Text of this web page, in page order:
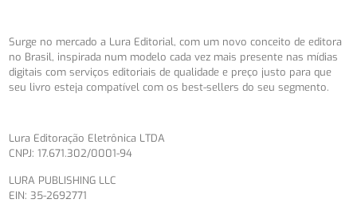
Surge no mercado a Lura Editorial, com um novo conceito de editora
no Brasil, inspirada num modelo cada vez mais presente nas mídias
digitais com serviços editoriais de qualidade e preço justo para que
seu livro esteja compatível com os best-sellers do seu segmento.
Lura Editoração Eletrônica LTDA
CNPJ: 17.671.302/0001-94
LURA PUBLISHING LLC
EIN: 35-2692771